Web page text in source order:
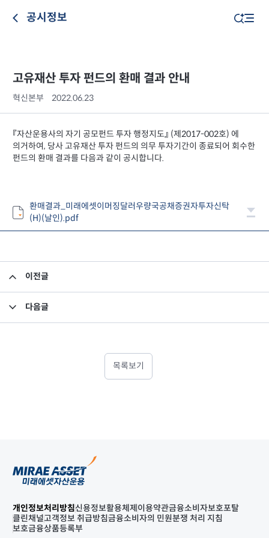
공시정보
고유재산 투자 펀드의 환매 결과 안내
혁신본부 2022.06.23
『자산운용사의 자기 공모펀드 투자 행정지도』 (제2017-002호) 에
의거하여, 당사 고유재산 투자 펀드의 의무 투자기간이 종료되어 회수한
펀드의 환매 결과를 다음과 같이 공시합니다.
환매결과_미래에셋이머징달러우량국공채증권자투자신탁
(H)(날인).pdf
이전글
다음글
목록보기
개인정보처리방침신용정보활용체제 이용약관금융소비자보호포탈
클린채널고객정보 취급방침금융소비자의 민원분쟁 처리 지침
보호금융상품등록부